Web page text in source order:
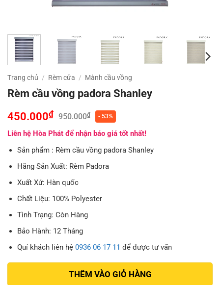
Trang chủ / Rèm cửa / Mành cầu vồng
Rèm cầu vồng padora Shanley
450.000₫ 950.000₫ - 53%
Liên hệ Hòa Phát để nhận báo giá tốt nhất!
Sản phẩm : Rèm cầu vồng padora Shanley
Hãng Sản Xuất: Rèm Padora
Xuất Xứ: Hàn quốc
Chất Liệu: 100% Polyester
Tình Trạng: Còn Hàng
Bảo Hành: 12 Tháng
Quí khách liên hệ 0936 06 17 11 để được tư vấn
THÊM VÀO GIỎ HÀNG